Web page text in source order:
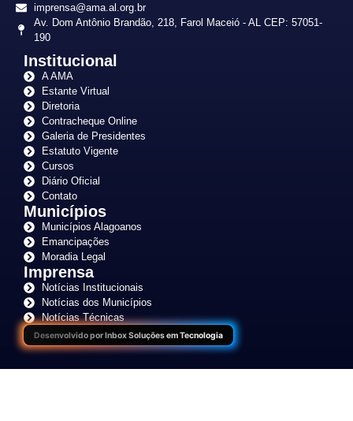
imprensa@ama.al.org.br
Av. Dom Antônio Brandão, 218, Farol Maceió - AL CEP: 57051-
190
Institucional
A AMA
Estante Virtual
Diretoria
Contracheque Online
Galeria de Presidentes
Estatuto Vigente
Cursos
Diário Oficial
Contato
Municípios
Municípios Alagoanos
Emancipações
Moradia Legal
Imprensa
Notícias Institucionais
Notícias dos Municípios
Notícias Técnicas
Desenvolvido por Inbox Soluções em Tecnologia